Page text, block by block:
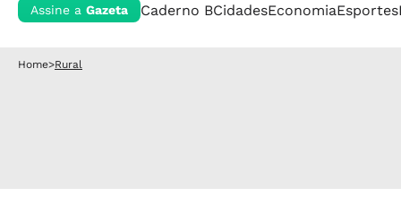
Assine a Gazeta Caderno BCidadesEconomiaEsportes
Home>Rural